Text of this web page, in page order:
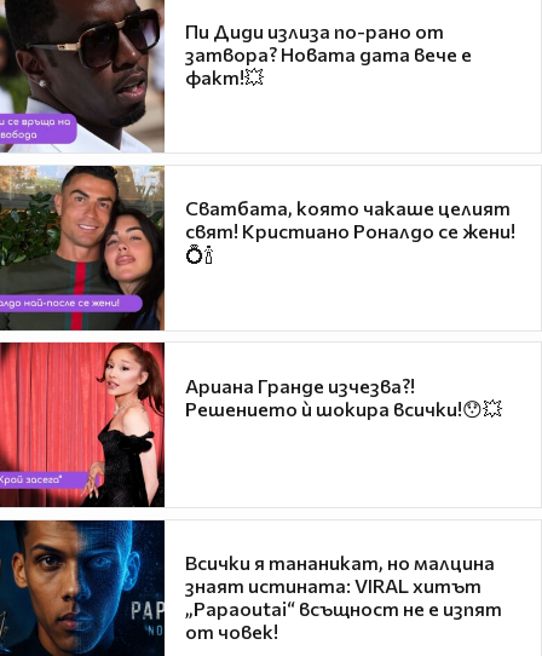
Пи Диди излиза по-рано от
затвора? Новата дата вече е
факт!💥
Сватбата, която чакаше целият
свят! Кристиано Роналдо се жени!
💍🍾
Ариана Гранде изчезва?!
Решението ѝ шокира всички!😯💥
Всички я тананикат, но малцина
знаят истината: VIRAL хитът
„Papaoutai“ всъщност не е изпят
от човек!